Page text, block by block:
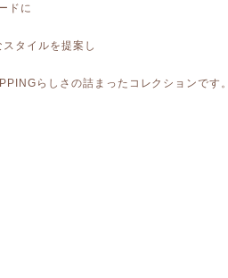
ドに
タイルを提案し
らしさの詰まったコレクションです